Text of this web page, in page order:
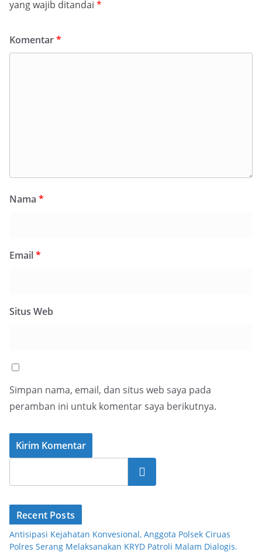
yang wajib ditandai *
Komentar*
Nama *
Email*
Situs Web
Simpan nama, email, dan situs web saya pada
peramban ini untuk komentar saya berikutnya.
Cari
Recent Posts
Antisipasi Kejahatan Konvesional, Anggota Polsek Ciruas
Polres Serang Melaksanakan KRYD Patroli Malam Dialogis.